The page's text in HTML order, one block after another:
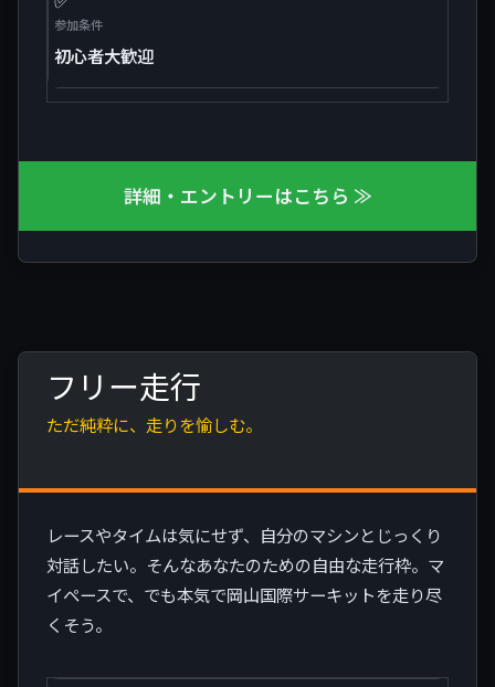
参加条件
初心者大歓迎
詳細・エントリーはこちら ≫
フリー走行
ただ純粋に、走りを愉しむ。
レースやタイムは気にせず、自分のマシンとじっくり
対話したい。そんなあなたのための自由な走行枠。マ
イペースで、でも本気で岡山国際サーキットを走り尽
くそう。